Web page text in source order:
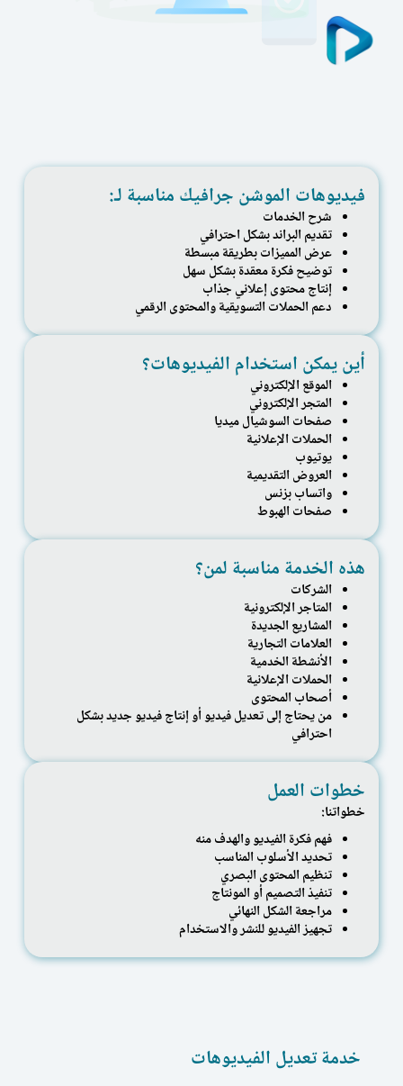
فيديوهات الموشن جرافيك مناسبة لـ:
شرح الخدمات
تقديم البراند بشكل احترافي
عرض المميزات بطريقة مبسطة
توضيح فكرة معقدة بشكل سهل
إنتاج محتوى إعلاني جذاب
دعم الحملات التسويقية والمحتوى الرقمي
أين يمكن استخدام الفيديوهات؟
الموقع الإلكتروني
المتجر الإلكتروني
صفحات السوشيال ميديا
الحملات الإعلانية
يوتيوب
العروض التقديمية
واتساب بزنس
صفحات الهبوط
هذه الخدمة مناسبة لمن؟
الشركات
المتاجر الإلكترونية
المشاريع الجديدة
العلامات التجارية
الأنشطة الخدمية
الحملات الإعلانية
أصحاب المحتوى
من يحتاج إلى تعديل فيديو أو إنتاج فيديو جديد بشكل
احترافي
خطوات العمل
خطواتنا:
فهم فكرة الفيديو والهدف منه
تحديد الأسلوب المناسب
تنظيم المحتوى البصري
تنفيذ التصميم أو المونتاج
مراجعة الشكل النهائي
تجهيز الفيديو للنشر والاستخدام
خدمة تعديل الفيديوهات